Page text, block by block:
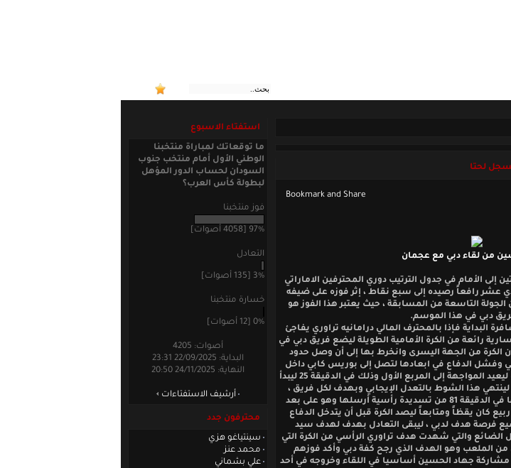
لحتا
من لقاء دبي مع عجمان
الأمام في جدول الترتيب دوري المحترفين الاماراتي
عشر رافعاً رصيده إلى سبع نقاط ، إثر فوزه على ضيفه
التاسعة من المسابقة ، حيث يعتبر هذا الفوز هو
دبي في هذا الموسم.
فإذا بالمحترف المالي درامانيه تراوري يفاجئ
رائعة من الكرة الأمامية الطويلة ليضع فريق دبي في
25 خطف سيمون الكرة من الجهة اليسرى وانخرط بها إلى أن وصل حدود
وفشل الدفاع في ابعادها لتصل إلى بوريس كابي داخل
خط الستة والذي أودعها مباشرة الشباك ليعيد المواجهة إلى المربع الأول وذلك في الدقيقة 25 ليبدأ
هذا الشوط بالتعدل الإيجابي وبهدف لكل فريق ،
وفي الشوط الثاني كاد تراوري أن يفعلها في الدقيقة 81 من تسديدة رأسية أرسلها وهو على بعد
كان يقظاً ومتابعاً ليصد الكرة قبل أن يتدخل الدفاع
فرصة هدف لدبي ، ليبقى التعادل بهدف لهدف سيد
الضائع والتي شهدت هدف تراوري الرأسي من الكرة التي
من الملعب وهو الهدف الذي رجح كفة دبي وأكد فوزهم
مشاركة جهاد الحسين أساسيا في اللقاء وخروجه في أحد
استفتاء الاسبوع
ما توقعاتك لمباراة منتخبنا
الوطني الأول أمام منتخب جنوب
السودان لحساب الدور المؤهل
لبطولة كأس العرب؟
فوز منتخبنا
97% [4058 أصوات]
التعادل
3% [135 أصوات]
خسارة منتخبنا
0% [12 أصوات]
أصوات: 4205
البداية: 22/09/2025 23:31
النهاية: 24/11/2025 20:50
أرشيف الاستفتاءات
محترفون جدد
سينتياغو هزي
محمد عنز
علي بشماني